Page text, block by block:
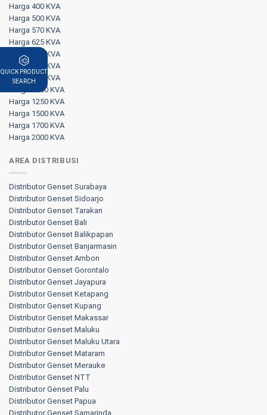
Harga 400 KVA
Harga 500 KVA
Harga 570 KVA
Harga 625 KVA
Harga 650 KVA
Harga 750 KVA
Harga 800 KVA
Harga 1000 KVA
Harga 1250 KVA
Harga 1500 KVA
Harga 1700 KVA
Harga 2000 KVA
AREA DISTRIBUSI
Distributor Genset Surabaya
Distributor Genset Sidoarjo
Distributor Genset Tarakan
Distributor Genset Bali
Distributor Genset Balikpapan
Distributor Genset Banjarmasin
Distributor Genset Ambon
Distributor Genset Gorontalo
Distributor Genset Jayapura
Distributor Genset Ketapang
Distributor Genset Kupang
Distributor Genset Makassar
Distributor Genset Maluku
Distributor Genset Maluku Utara
Distributor Genset Mataram
Distributor Genset Merauke
Distributor Genset NTT
Distributor Genset Palu
Distributor Genset Papua
Distributor Genset Samarinda
QUICK PRODUCT
SEARCH